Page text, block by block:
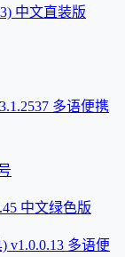
中文直装版
多语便携
中文绿色版
v1.0.0.13 多语便